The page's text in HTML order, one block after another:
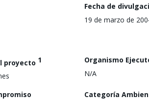
Fecha de
19 de marzo de
proyecto 1
Organismo
N/A
Categoría